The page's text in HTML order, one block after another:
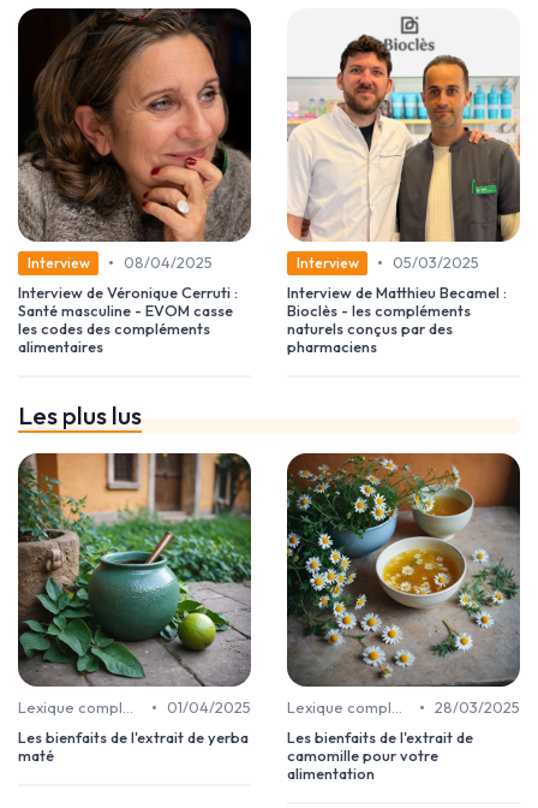
Interview •
08/04/2025
Interview de Véronique Cerruti :
Santé masculine - EVOM casse
les codes des compléments
alimentaires
Interview •
05/03/2025
Interview de Matthieu Becamel :
Bioclès - les compléments
naturels conçus par des
pharmaciens
Les plus lus
•
01/04/2025
Les bienfaits de l'extrait de yerba
maté
• 28/03/2025
Les bienfaits de l'extrait de
camomille pour votre
alimentation